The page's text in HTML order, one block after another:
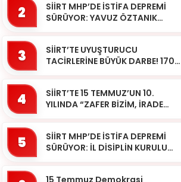
2
SİİRT MHP’DE İSTİFA DEPREMİ
SÜRÜYOR: YAVUZ ÖZTANIK
3
SİİRT’TE UYUŞTURUCU
TACİRLERİNE BÜYÜK DARBE! 170
TUTUKLAND...
4
SİİRT’TE 15 TEMMUZ’UN 10.
YILINDA “ZAFER BİZİM, İRADE
5
SİİRT MHP’DE İSTİFA DEPREMİ
SÜRÜYOR: İL DİSİPLİN KURULU
15 Temmuz Demokrasi